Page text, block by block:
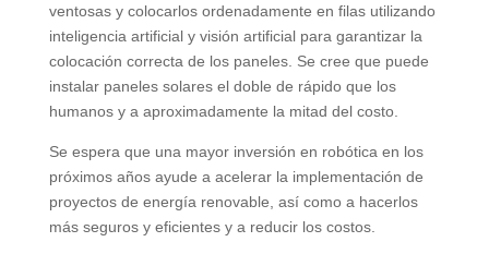
ventosas y colocarlos ordenadamente en filas utilizando
inteligencia artificial y visión artificial para garantizar la
colocación correcta de los paneles. Se cree que puede
instalar paneles solares el doble de rápido que los
humanos y a aproximadamente la mitad del costo.
Se espera que una mayor inversión en robótica en los
próximos años ayude a acelerar la implementación de
proyectos de energía renovable, así como a hacerlos
más seguros y eficientes y a reducir los costos.